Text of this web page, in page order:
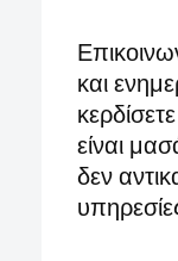
και
είναι
δεν